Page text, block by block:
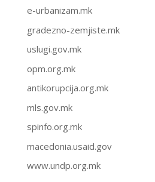
e-urbanizam.mk
gradezno-zemjiste.mk
uslugi.gov.mk
opm.org.mk
antikorupcija.org.mk
mls.gov.mk
spinfo.org.mk
macedonia.usaid.gov
www.undp.org.mk